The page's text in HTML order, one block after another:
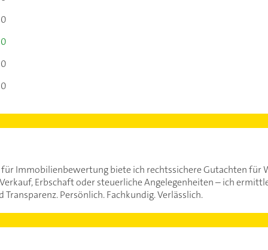
Immobilienbewertung biete ich rechtssichere Gutachten für
Erbschaft oder steuerliche Angelegenheiten – ich
Persönlich. Fachkundig. Verlässlich.